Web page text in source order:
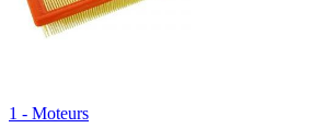
1 - Moteurs